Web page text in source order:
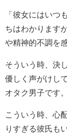
「彼女にはいつ
ちはわかります
や精神的不調を
そういう時、決
優しく声がけし
オタク男子です。
こういう時、心
りすぎる彼氏も